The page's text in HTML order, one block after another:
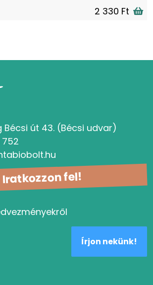
2 330 Ft
Iratkozzon fel!
Írjon nekünk!
Bécsi út 43. (Bécsi udvar)
752